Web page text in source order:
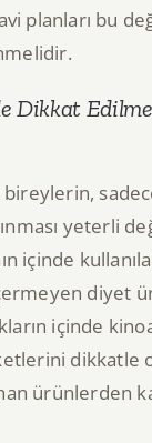
planları bu
Dikkat
yeterli
içinde
diyet
içinde
dikkatle
ürünlerden